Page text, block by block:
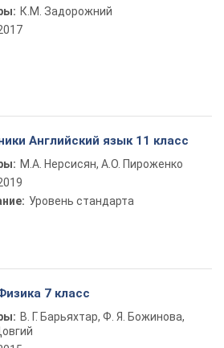
К.М. Задорожний
Английский язык 11 класс
М.А. Нерсисян, А.О. Пироженко
Уровень стандарта
7 класс
В. Г. Барьяхтар, Ф. Я. Божинова,